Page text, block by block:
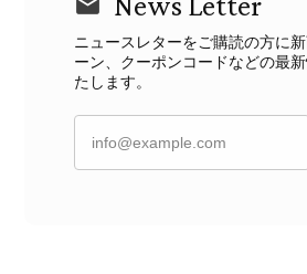
ニュースレターをご購読の方に
ーン、クーポンコードなどの最
たします。